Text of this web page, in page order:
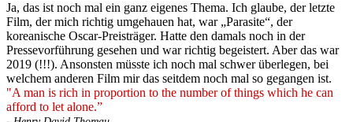
Ja, das ist noch mal ein ganz eigenes Thema. Ich glaube, der letzte
Film, der mich richtig umgehauen hat, war „Parasite“, der
koreanische Oscar-Preisträger. Hatte den damals noch in der
Pressevorführung gesehen und war richtig begeistert. Aber das war
2019 (!!!). Ansonsten müsste ich noch mal schwer überlegen, bei
welchem anderen Film mir das seitdem noch mal so gegangen ist.
"A man is rich in proportion to the number of things which he can
afford to let alone.”